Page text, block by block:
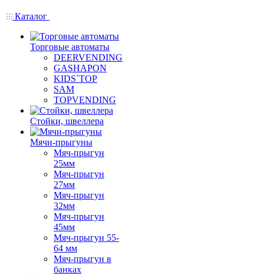
Каталог
Торговые автоматы
DEERVENDING
GASHAPON
KIDS`TOP
SAM
TOPVENDING
Стойки, швеллера
Мячи-прыгуны
Мяч-прыгун
25мм
Мяч-прыгун
27мм
Мяч-прыгун
32мм
Мяч-прыгун
45мм
Мяч-прыгун 55-
64 мм
Мяч-прыгун в
банках